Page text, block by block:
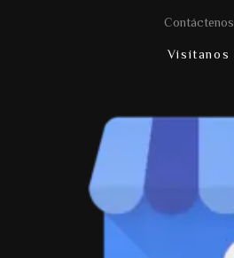
Contáctenos
Visítanos